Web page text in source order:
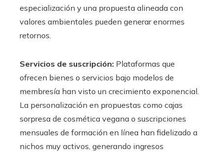
especialización y una propuesta alineada con
valores ambientales pueden generar enormes
retornos.
Servicios de suscripción: Plataformas que
ofrecen bienes o servicios bajo modelos de
membresía han visto un crecimiento exponencial.
La personalización en propuestas como cajas
sorpresa de cosmética vegana o suscripciones
mensuales de formación en línea han fidelizado a
nichos muy activos, generando ingresos